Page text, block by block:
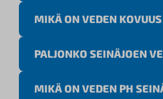
MIKÄ ON VEDEN
PALJONKO SEINÄJOEN
MIKÄ ON VEDEN PH